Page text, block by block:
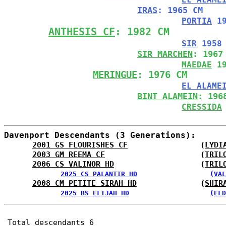
IRAS: 1965 CM
PORTIA
ANTHESIS CF : 1982 CM
SIR
SIR MARCHEN: 1967
MAEDAE
MERINGUE: 1976 CM
EL
BINT ALAMEIN:
CRESSIDA
Davenport Descendants (3 Generations):
2001 GS FLOURISHES CF
                (
2003 GM REEMA CF
                     (
2006 CS VALINOR HD
                   (
2025 CS PALANTIR HD
                  (
2008 CM PETITE SIRAH HD
              (
2025 BS ELIJAH HD
                    (
Total descendants 6